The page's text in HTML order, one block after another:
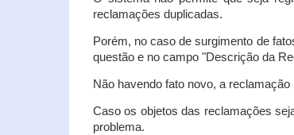
reclamações duplicadas.
Porém, no caso de surgimento de
questão e no campo "Descrição da
Não havendo fato novo, a
Caso os objetos das reclamações
problema.